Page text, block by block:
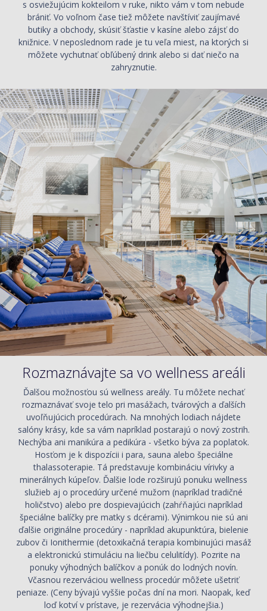
s osviežujúcim kokteilom v ruke, nikto vám v tom nebude
brániť. Vo voľnom čase tiež môžete navštíviť zaujímavé
butiky a obchody, skúsiť šťastie v kasíne alebo zájsť do
knižnice. V neposlednom rade je tu veľa miest, na ktorých si
môžete vychutnať obľúbený drink alebo si dať niečo na
zahryznutie.
Rozmaznávajte sa vo wellness areáli
Ďalšou možnosťou sú wellness areály. Tu môžete nechať
rozmaznávať svoje telo pri masážach, tvárových a ďalších
uvoľňujúcich procedúrach. Na mnohých lodiach nájdete
salóny krásy, kde sa vám napríklad postarajú o nový zostrih.
Nechýba ani manikúra a pedikúra - všetko býva za poplatok.
Hosťom je k dispozícii i para, sauna alebo špeciálne
thalassoterapie. Tá predstavuje kombináciu vírivky a
minerálnych kúpeľov. Ďalšie lode rozširujú ponuku wellness
služieb aj o procedúry určené mužom (napríklad tradičné
holičstvo) alebo pre dospievajúcich (zahŕňajúci napríklad
špeciálne balíčky pre matky s dcérami). Výnimkou nie sú ani
ďalšie originálne procedúry - napríklad akupunktúra, bielenie
zubov či Ionithermie (detoxikačná terapia kombinujúci masáž
a elektronickú stimuláciu na liečbu celulitídy). Pozrite na
ponuky výhodných balíčkov a ponúk do lodných novín.
Včasnou rezerváciou wellness procedúr môžete ušetriť
peniaze. (Ceny bývajú vyššie počas dní na mori. Naopak, keď
loď kotví v prístave, je rezervácia výhodnejšia.)